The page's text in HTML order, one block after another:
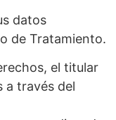
datos
de Tratamiento.
el titular
a través del